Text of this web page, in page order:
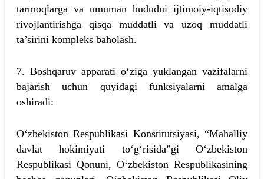
tarmoqlarga va umuman hududni ijtimoiy-iqtisodiy
rivojlantirishga qisqa muddatli va uzoq muddatli
ta’sirini kompleks baholash.
7. Boshqaruv apparati o‘ziga yuklangan vazifalarni
bajarish uchun quyidagi funksiyalarni amalga
oshiradi:
O‘zbekiston Respublikasi Konstitutsiyasi, “Mahalliy
davlat hokimiyati to‘g‘risida”gi O‘zbekiston
Respublikasi Qonuni, O‘zbekiston Respublikasining